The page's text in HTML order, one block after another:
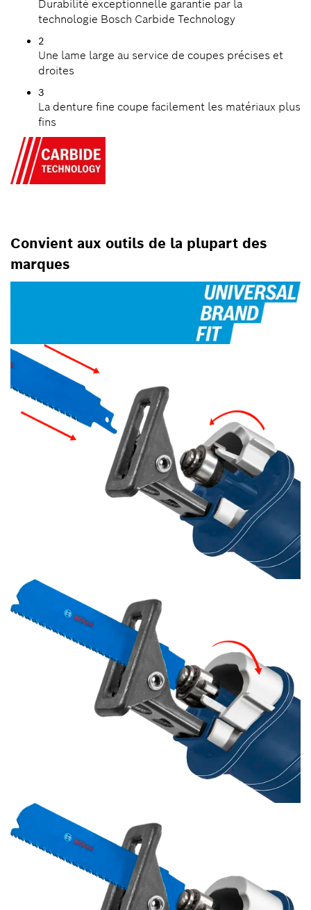
Durabilité exceptionnelle garantie par la
technologie Bosch Carbide Technology
2
Une lame large au service de coupes précises et
droites
3
La denture fine coupe facilement les matériaux plus
fins
Convient aux outils de la plupart des
marques